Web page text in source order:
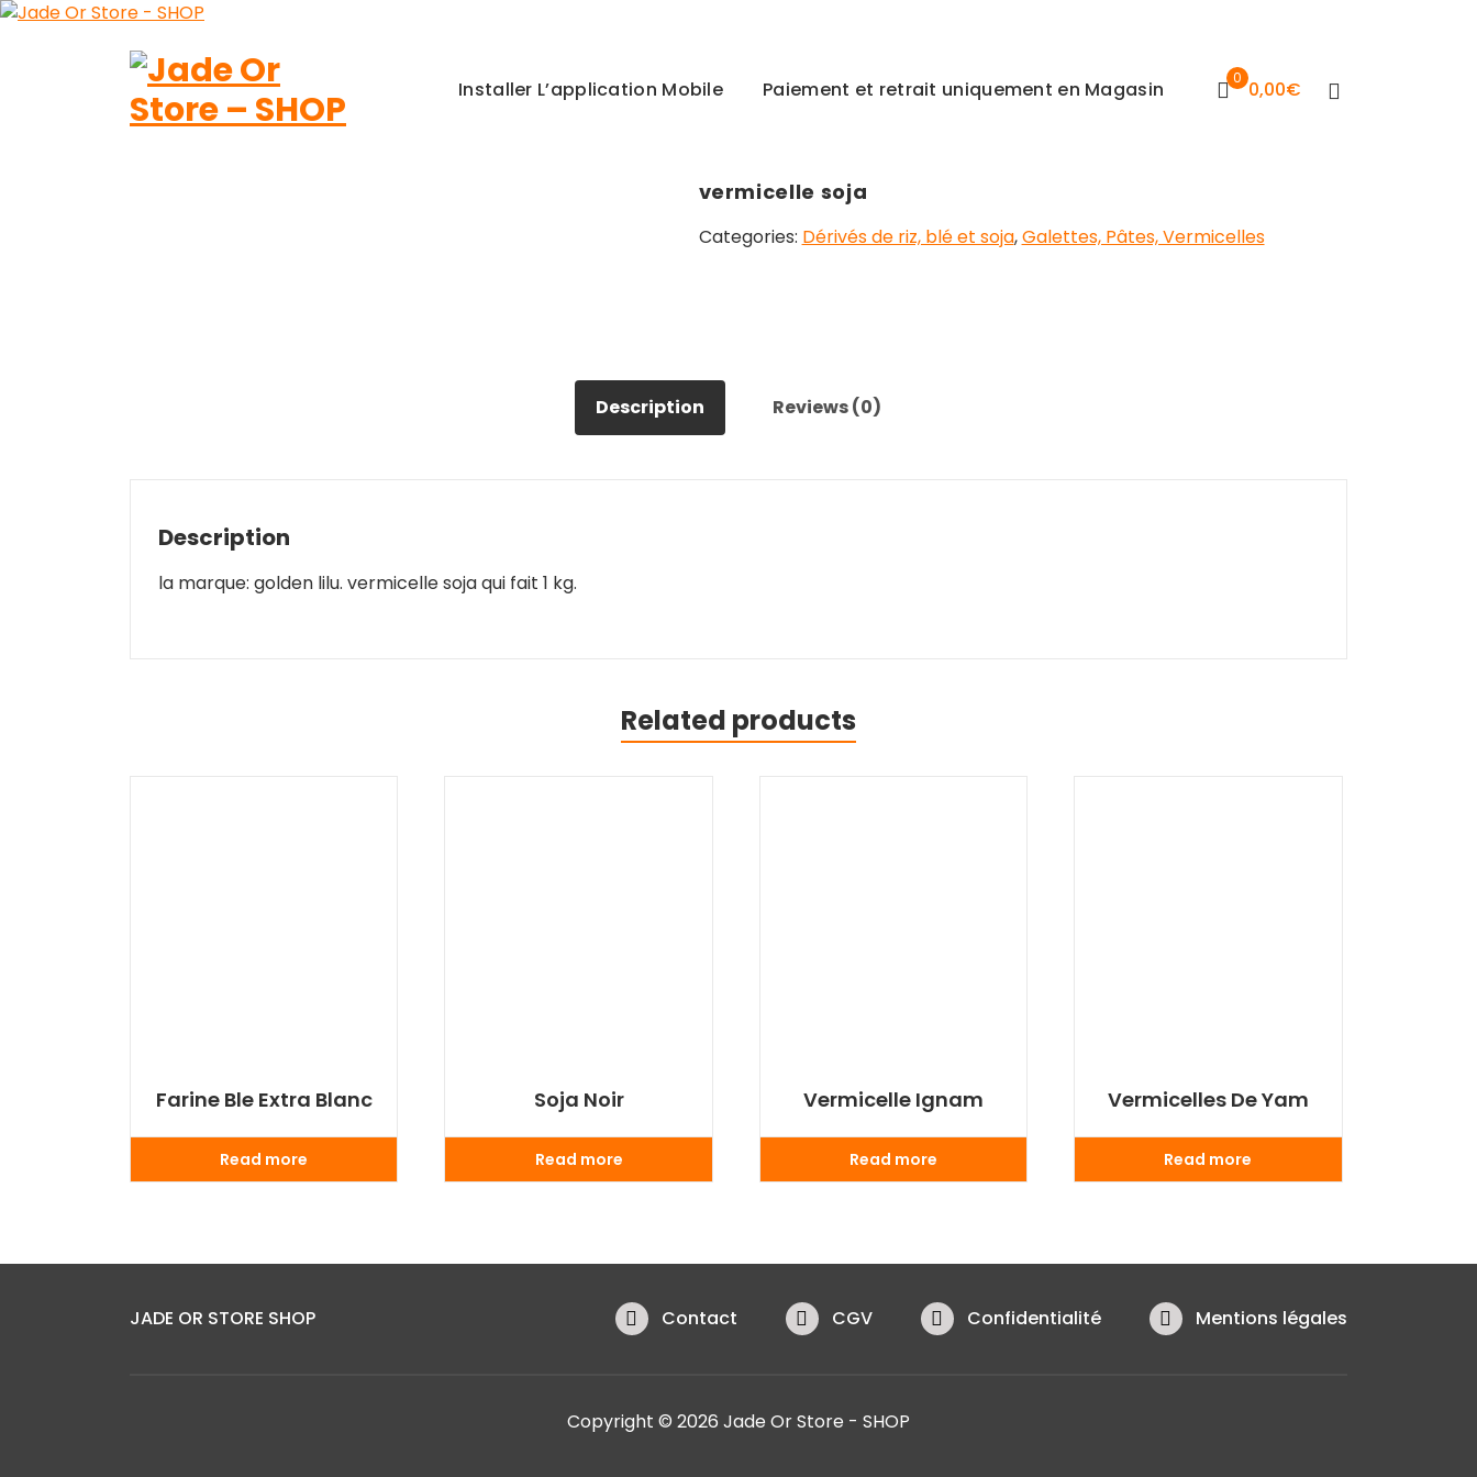
Aller
Installer L’application Mobile Paiement et retrait uniquement en Magasin 0 0,00€
vermicelle soja
Categories: Dérivés de riz, blé et soja,Galettes, Pâtes, Vermicelles
Description Reviews (0)
Description
la marque: golden lilu. vermicelle soja qui fait 1 kg.
Related products
Farine Ble Extra Blanc
Read more
Soja Noir
Read more
Vermicelle Ignam
Read more
Vermicelles De Yam
Read more
JADE OR STORE SHOP Contact CGV Confidentialité Mentions légales
Copyright © 2026 Jade Or Store - SHOP